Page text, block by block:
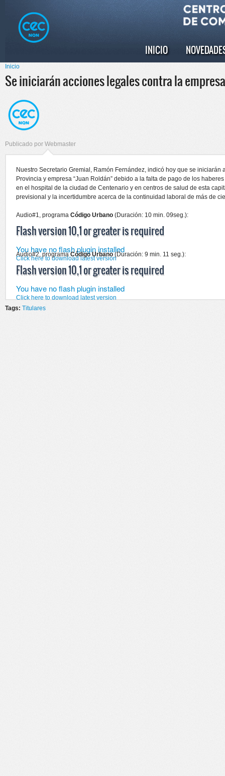
principal
Menú principal
INICIO
Se encuentra usted aquí
Inicio
Se iniciarán acciones legales contra la
Publicado por Webmaster
Nuestro Secretario Gremial, Ramón Fernández, indicó hoy que se
Provincia y empresa “Juan Roldán” debido a la falta de pago de los
en el hospital de la ciudad de Centenario y en centros de salud de esta
previsional y la incertidumbre acerca de la continuidad laboral de más de
Audio#1, programa Código Urbano (Duración: 10 min. 09seg.):
Flash version 10,1 or greater is required
You have no flash plugin installed
Click here to download latest version
Audio#2, programaCódigo Urbano(Duración: 9 min. 11 seg.):
Flash version 10,1 or greater is required
You have no flash plugin installed
Click here to download latest version
Tags: Titulares